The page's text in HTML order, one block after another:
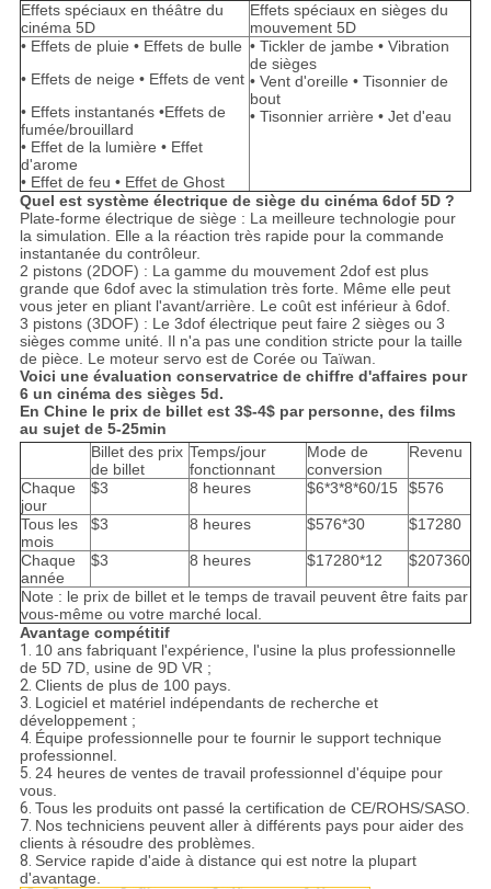
Effets spéciaux en théâtre du
cinéma 5D
Effets spéciaux en sièges du
mouvement 5D
• Effets de pluie • Effets de bulle
• Effets de neige • Effets de vent
• Effets instantanés •Effets de
fumée/brouillard
• Effet de la lumière • Effet
d'arome
• Effet de feu • Effet de Ghost
• Tickler de jambe • Vibration
de sièges
• Vent d'oreille • Tisonnier de
bout
• Tisonnier arrière • Jet d'eau
Quel est système électrique de siège du cinéma 6dof 5D ?
Plate-forme électrique de siège : La meilleure technologie pour
la simulation. Elle a la réaction très rapide pour la commande
instantanée du contrôleur.
2 pistons (2DOF) : La gamme du mouvement 2dof est plus
grande que 6dof avec la stimulation très forte. Même elle peut
vous jeter en pliant l'avant/arrière. Le coût est inférieur à 6dof.
3 pistons (3DOF) : Le 3dof électrique peut faire 2 sièges ou 3
sièges comme unité. Il n'a pas une condition stricte pour la taille
de pièce. Le moteur servo est de Corée ou Taïwan.
Voici une évaluation conservatrice de chiffre d'affaires pour
6 un cinéma des sièges 5d.
En Chine le prix de billet est 3$-4$ par personne, des films
au sujet de 5-25min
Billet des prix
de billet
Temps/jour
fonctionnant
Mode de
conversion
Revenu
Chaque
jour
$3 8 heures $6*3*8*60/15 $576
Tous les
mois
$3 8 heures $576*30 $17280
Chaque
année
$3 8 heures $17280*12 $207360
Note : le prix de billet et le temps de travail peuvent être faits par
vous-même ou votre marché local.
Avantage compétitif
1. 10 ans fabriquant l'expérience, l'usine la plus professionnelle
de 5D 7D, usine de 9D VR ;
2. Clients de plus de 100 pays.
3. Logiciel et matériel indépendants de recherche et
développement ;
4. Équipe professionnelle pour te fournir le support technique
professionnel.
5. 24 heures de ventes de travail professionnel d'équipe pour
vous.
6. Tous les produits ont passé la certification de CE/ROHS/SASO.
7. Nos techniciens peuvent aller à différents pays pour aider des
clients à résoudre des problèmes.
8. Service rapide d'aide à distance qui est notre la plupart
d'avantage.